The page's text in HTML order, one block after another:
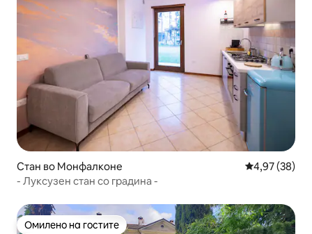
Стан во Монфалконе Просечна
4,97 (38)
- Луксузен стан со градина -
Омилено на гостите
Омилено на гостите